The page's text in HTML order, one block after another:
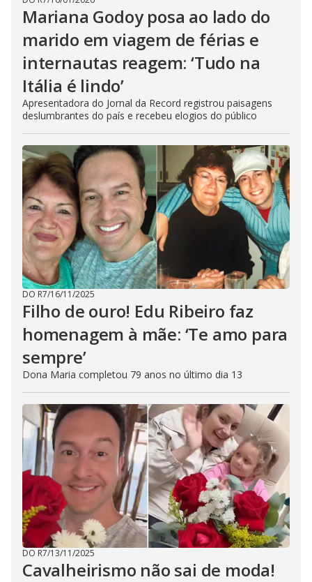
Mariana Godoy posa ao lado do
marido em viagem de férias e
internautas reagem: ‘Tudo na
Itália é lindo’
Apresentadora do Jornal da Record registrou paisagens
deslumbrantes do país e recebeu elogios do público
DO R7/16/11/2025
Filho de ouro! Edu Ribeiro faz
homenagem à mãe: ‘Te amo para
sempre’
Dona Maria completou 79 anos no último dia 13
DO R7/13/11/2025
Cavalheirismo não sai de moda!